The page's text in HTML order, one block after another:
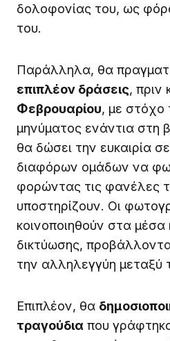
δολοφονίας του, ως
του.
Παράλληλα, θα
επιπλέον δράσεις, πριν
Φεβρουαρίου, με στόχο
μηνύματος ενάντια στη
θα δώσει την ευκαιρία
διαφόρων ομάδων να
φορώντας τις φανέλες
υποστηρίζουν. Οι
κοινοποιηθούν στα μέσα
δικτύωσης,
την αλληλεγγύη
Επιπλέον, θα
τραγούδια που